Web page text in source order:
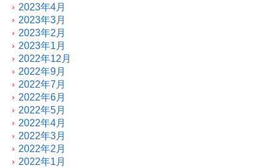
2023年4月
2023年3月
2023年2月
2023年1月
2022年12月
2022年9月
2022年7月
2022年6月
2022年5月
2022年4月
2022年3月
2022年2月
2022年1月